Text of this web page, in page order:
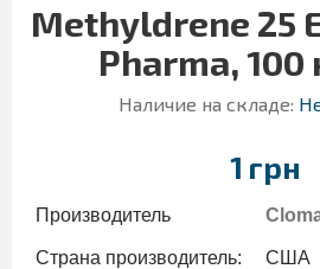
Methyldrene 25
Pharma, 100
Наличие на складе:
1 грн
Производитель
Страна производитель: США